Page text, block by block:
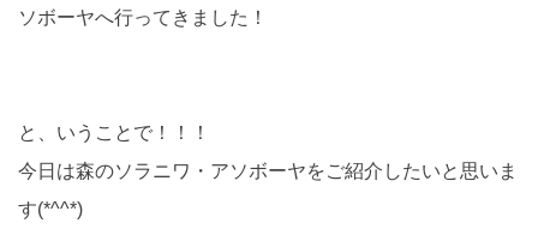
ソボーヤへ行ってきました！
と、いうことで！！！
今日は森のソラニワ・アソボーヤをご紹介したいと思いま
す(*^^*)